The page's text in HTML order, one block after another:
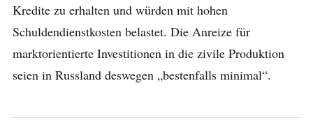
Kredite zu erhalten und würden mit hohen
Schuldendienstkosten belastet. Die Anreize für
marktorientierte Investitionen in die zivile Produktion
seien in Russland deswegen „bestenfalls minimal“.